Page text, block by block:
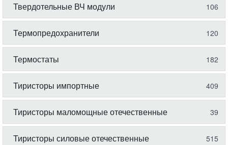
Твердотельные ВЧ модули 106
Термопредохранители 120
Термостаты 182
Тиристоры импортные 409
Тиристоры маломощные отечественные 39
Тиристоры силовые отечественные 515